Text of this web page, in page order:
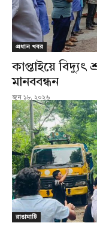
প্রধান খবর
কাপ্তাইয়ে বিদ্যুৎ
মানববন্ধন
জুন ১৮, ২০২৬
রাঙামাটি